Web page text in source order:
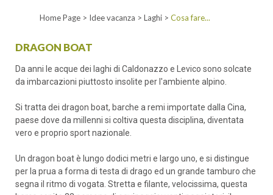
Home Page > Idee vacanza > Laghi > Cosa fare...
DRAGON BOAT
Da anni le acque dei laghi di Caldonazzo e Levico sono solcate
da imbarcazioni piuttosto insolite per l'ambiente alpino.
Si tratta dei dragon boat, barche a remi importate dalla Cina,
paese dove da millenni si coltiva questa disciplina, diventata
vero e proprio sport nazionale.
Un dragon boat è lungo dodici metri e largo uno, e si distingue
per la prua a forma di testa di drago ed un grande tamburo che
segna il ritmo di vogata. Stretta e filante, velocissima, questa